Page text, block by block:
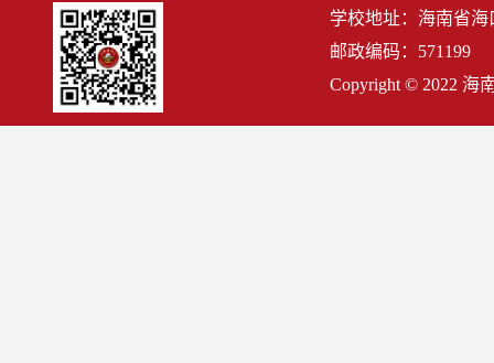
学校地址：海南省
邮政编码：571199
Copyright © 2022 海